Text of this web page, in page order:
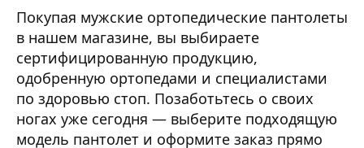
Покупая мужские ортопедические пантолеты
в нашем магазине, вы выбираете
сертифицированную продукцию,
одобренную ортопедами и специалистами
по здоровью стоп. Позаботьтесь о своих
ногах уже сегодня — выберите подходящую
модель пантолет и оформите заказ прямо